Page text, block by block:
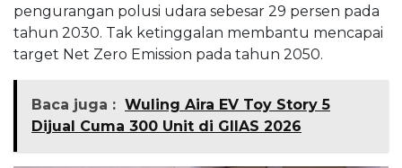
pengurangan polusi udara sebesar 29 persen pada
tahun 2030. Tak ketinggalan membantu mencapai
target Net Zero Emission pada tahun 2050.
Baca juga : Wuling Aira EV Toy Story 5
Dijual Cuma 300 Unit di GIIAS 2026